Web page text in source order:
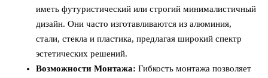
иметь футуристический или строгий минималистичный
дизайн. Они часто изготавливаются из алюминия,
стали, стекла и пластика, предлагая широкий спектр
эстетических решений.
Возможности Монтажа: Гибкость монтажа позволяет